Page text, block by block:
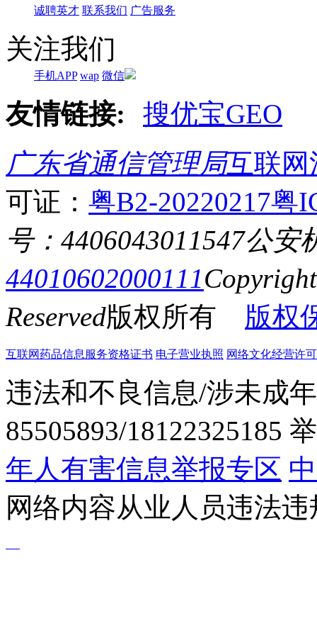
诚聘英才 联系我们 广告服务
关注我们
手机APP wap 微信
友情链接:
搜优宝GEO
广东省通信管理局互联网
可证： 粤B2-20220217粤
号：4406043011547公安
44010602000111
Reserved版权所有 版权
互联网药品信息服务资格证书 电子营业执照 网络文化经营许
违法和不良信息/涉未成
85505893/18122325185
年人有害信息举报专区
网络内容从业人员违法